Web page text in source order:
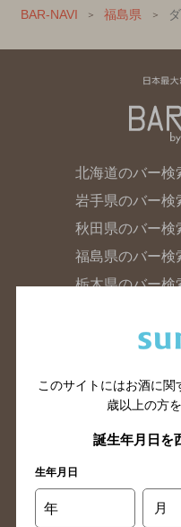
BAR-NAVI 福島県
北海道のバー検
岩手県のバー検
秋田県のバー検
福島県のバー検
栃木県のバー検
新潟県のバー検
埼玉県のバー検
岐阜県のバー検
石川県のバー検
大阪府のバー検
このサイトにはお酒に関
歳以上の方
誕生年月日を
生年月日
年 月